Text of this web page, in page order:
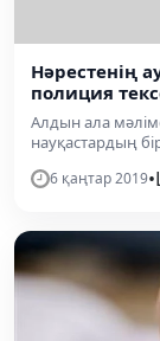
Нәрестенің
полиция
Алдын ала
науқастардың
6 қаңтар 2019•